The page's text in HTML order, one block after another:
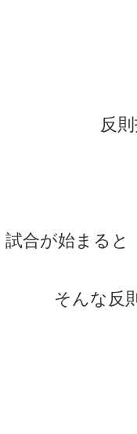
反
試合が始まる
そんな反